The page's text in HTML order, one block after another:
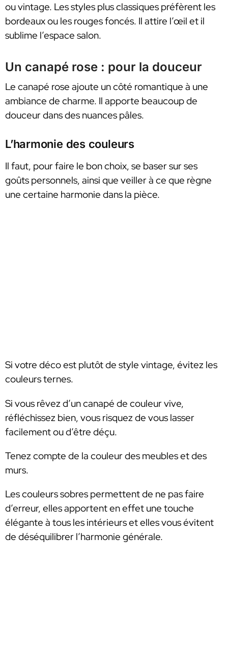
ou vintage. Les styles plus classiques préfèrent les
bordeaux ou les rouges foncés. Il attire l’œil et il
sublime l’espace salon.
Un canapé rose : pour la douceur
Le canapé rose ajoute un côté romantique à une
ambiance de charme. Il apporte beaucoup de
douceur dans des nuances pâles.
L’harmonie des couleurs
Il faut, pour faire le bon choix, se baser sur ses
goûts personnels, ainsi que veiller à ce que règne
une certaine harmonie dans la pièce.
Si votre déco est plutôt de style vintage, évitez les
couleurs ternes.
Si vous rêvez d’un canapé de couleur vive,
réfléchissez bien, vous risquez de vous lasser
facilement ou d’être déçu.
Tenez compte de la couleur des meubles et des
murs.
Les couleurs sobres permettent de ne pas faire
d’erreur, elles apportent en effet une touche
élégante à tous les intérieurs et elles vous évitent
de déséquilibrer l’harmonie générale.